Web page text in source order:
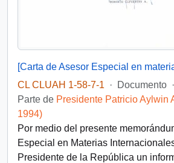
CL CLUAH 1-58-7-1
· Documento ·
Parte de Presidente Patricio Aylwin
1994)
Por medio del presente
Especial en Materias
Presidente de la República un